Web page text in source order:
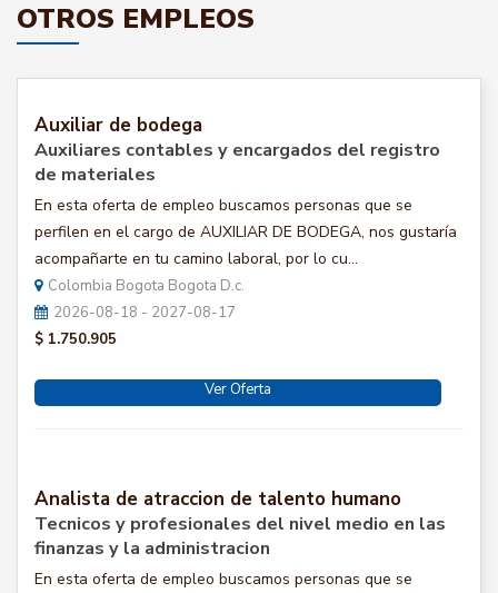
OTROS EMPLEOS
Auxiliar de bodega
Auxiliares contables y encargados del registro
de materiales
En esta oferta de empleo buscamos personas que se
perfilen en el cargo de AUXILIAR DE BODEGA, nos gustaría
acompañarte en tu camino laboral, por lo cu...
Colombia Bogota Bogota D.c.
2026-08-18 - 2027-08-17
$ 1.750.905
Ver Oferta
Analista de atraccion de talento humano
Tecnicos y profesionales del nivel medio en las
finanzas y la administracion
En esta oferta de empleo buscamos personas que se